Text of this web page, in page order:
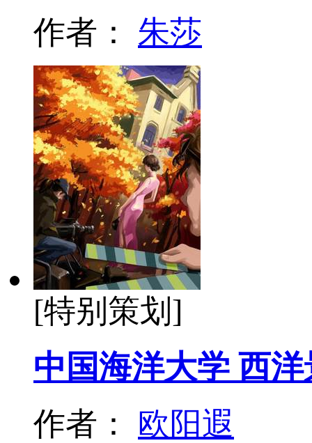
作者： 朱莎
[特别策划]
中国海洋大学 西
作者： 欧阳遐